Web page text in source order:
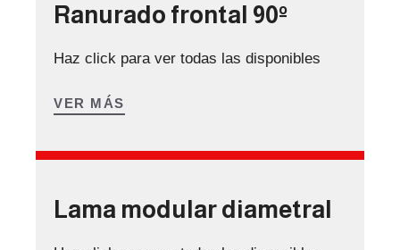
Ranurado frontal 90º
Haz click para ver todas las disponibles
VER MÁS
Lama modular diametral